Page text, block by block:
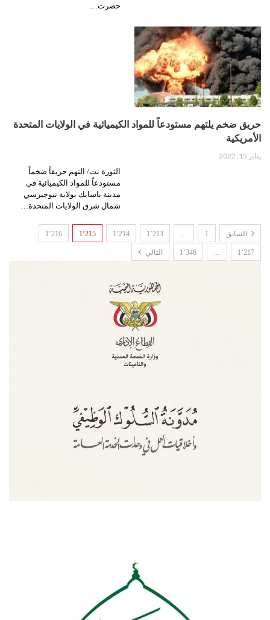
حضرت…
حريق ضخم يلتهم مستودعاً للمواد الكيميائية في الولايات المتحدة
الأمريكية
يناير 15, 2022
الثورة نت/ التهم حريقاً ضخماً
مستودعاً للمواد الكيميائية في
مدينة باسايك بولاية نيوجيرسي
شمال شرق الولايات المتحدة…
السابق 1
… 1٬213 1٬214 1٬215 1٬216
1٬217 … 1٬346 التالي